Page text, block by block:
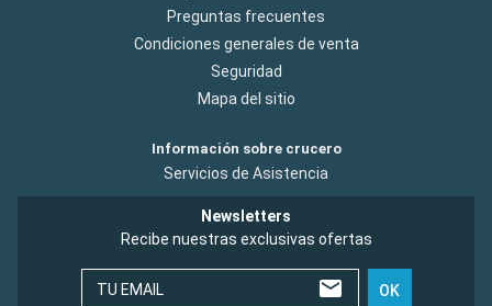
Preguntas frecuentes
Condiciones generales de venta
Seguridad
Mapa del sitio
Información sobre crucero
Servicios de Asistencia
Newsletters
Recibe nuestras exclusivas ofertas
TU EMAIL OK